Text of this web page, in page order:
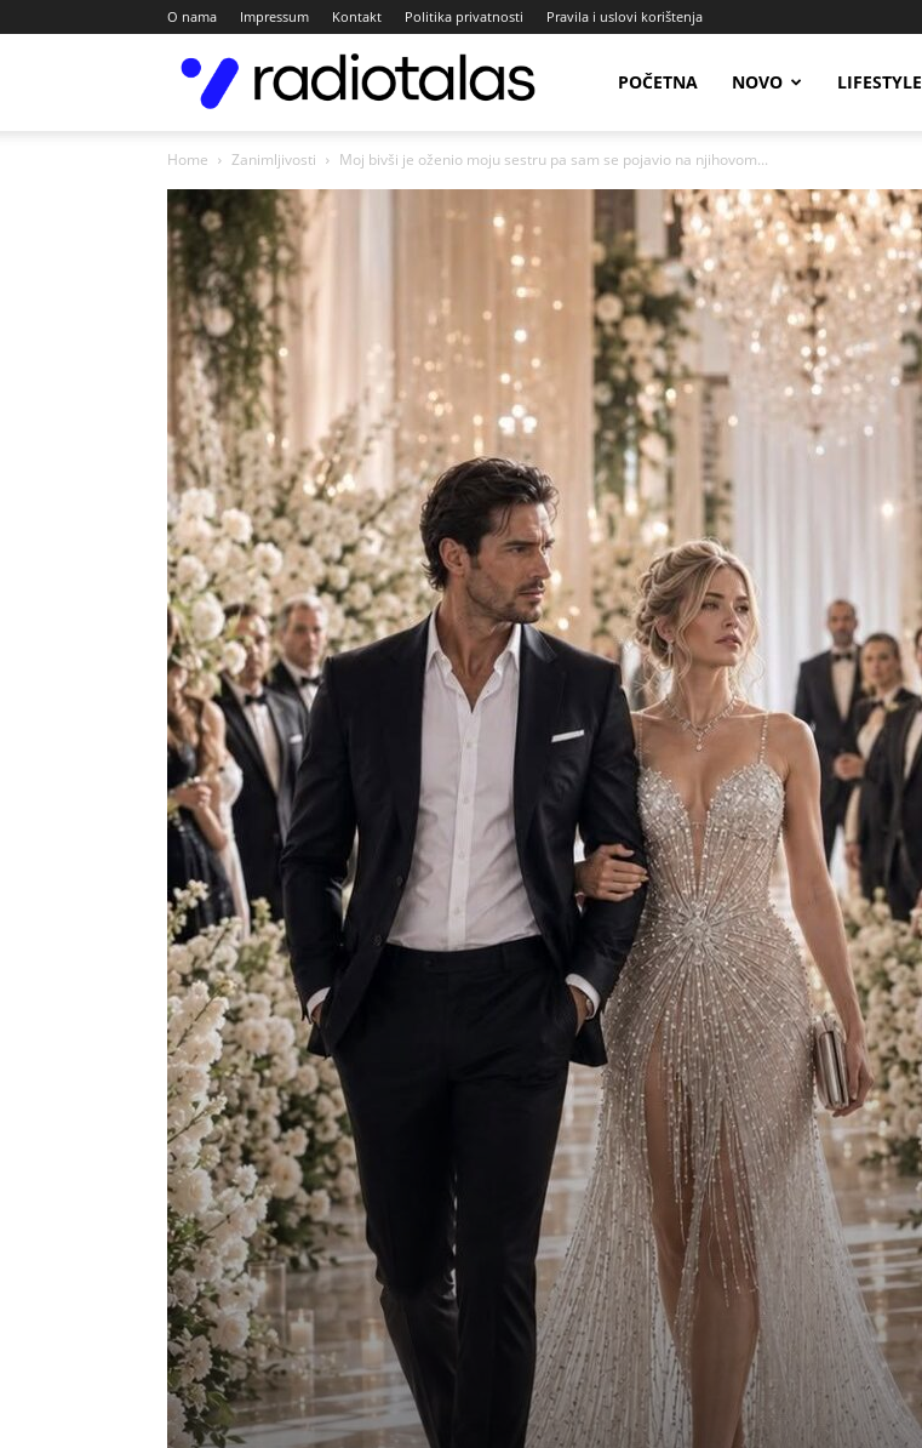
O nama Impressum Kontakt Politika privatnosti Pravila i uslovi korištenja
POČETNA NOVO LIFESTYLE
Home Zanimljivosti Moj bivši je oženio moju sestru pa sam se pojavio na njihovom...